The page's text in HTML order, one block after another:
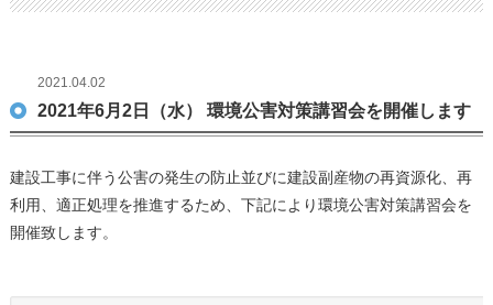
2021.04.02
2021年6月2日（水） 環境公害対策講習会を開催します
建設工事に伴う公害の発生の防止並びに建設副産物の再資源化、再
利用、適正処理を推進するため、下記により環境公害対策講習会を
開催致します。